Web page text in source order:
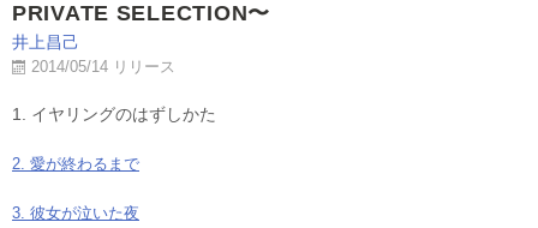
PRIVATE SELECTION〜
井上昌己
2014/05/14 リリース
1. イヤリングのはずしかた
2. 愛が終わるまで
3. 彼女が泣いた夜